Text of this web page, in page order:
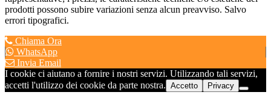
prodotti possono subire variazioni senza alcun preavviso. Salvo
errori tipografici.
Chiama Ora
WhatsApp
Invia Email
I cookie ci aiutano a fornire i nostri servizi. Utilizzando tali servizi,
accetti l'utilizzo dei cookie da parte nostra. Accetto Privacy